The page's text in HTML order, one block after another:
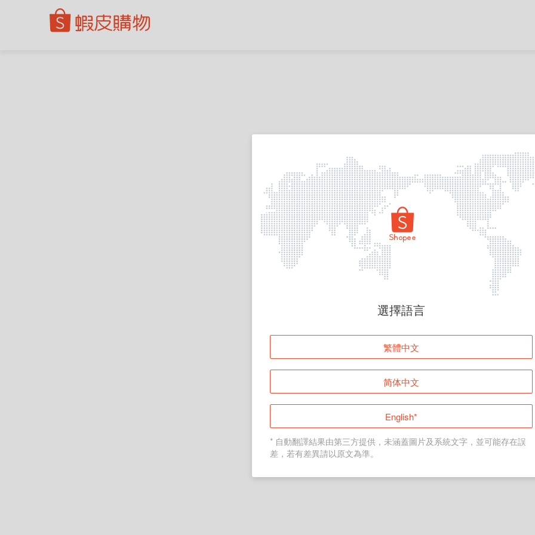
頁面無法顯示
登入
返回首頁
選擇語言
繁體中文
简体中文
English*
* 自動翻譯結果由第三方提供，未涵蓋圖片及系統文字，並可能存在誤
差，若有差異請以原文為準。